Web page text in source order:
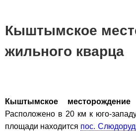
Кыштымское
жильного кварца
Кыштымское
Расположено в 20 км к юго-
площади находится пос.